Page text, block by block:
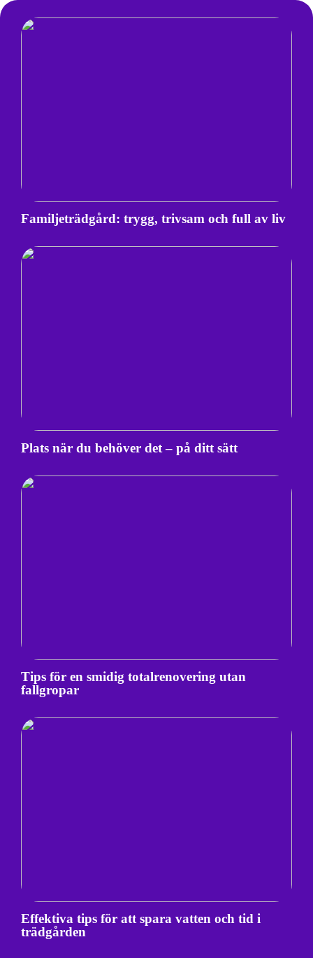
Familjeträdgård: trygg, trivsam och full av liv
Plats när du behöver det – på ditt sätt
Tips för en smidig totalrenovering utan
fallgropar
Effektiva tips för att spara vatten och tid i
trädgården